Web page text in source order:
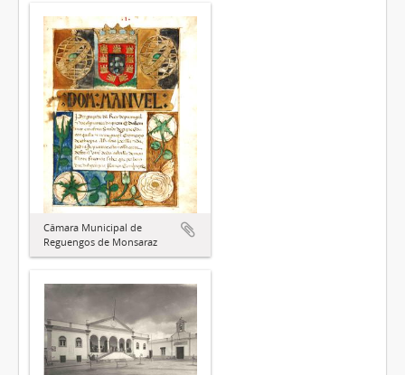
Câmara Municipal de
Reguengos de Monsaraz